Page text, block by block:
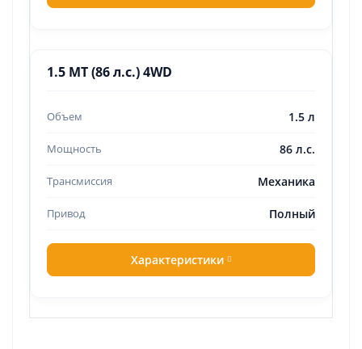
1.5 MT (86 л.с.) 4WD
1.5 л
86 л.с.
Механика
Полный
Характеристики